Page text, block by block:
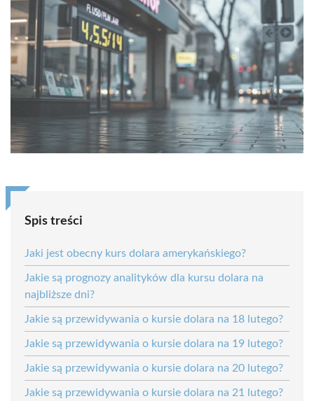
Spis treści
Jaki jest obecny kurs dolara amerykańskiego?
Jakie są prognozy analityków dla kursu dolara na
najbliższe dni?
Jakie są przewidywania o kursie dolara na 18 lutego?
Jakie są przewidywania o kursie dolara na 19 lutego?
Jakie są przewidywania o kursie dolara na 20 lutego?
Jakie są przewidywania o kursie dolara na 21 lutego?